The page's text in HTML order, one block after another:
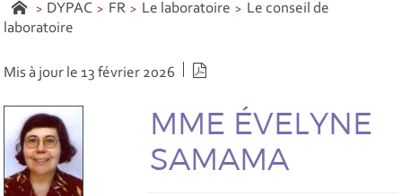
DYPAC FR Le laboratoire
Le conseil de
laboratoire
Mis à jour le 13 février 2026
MME ÉVELYNE
SAMAMA